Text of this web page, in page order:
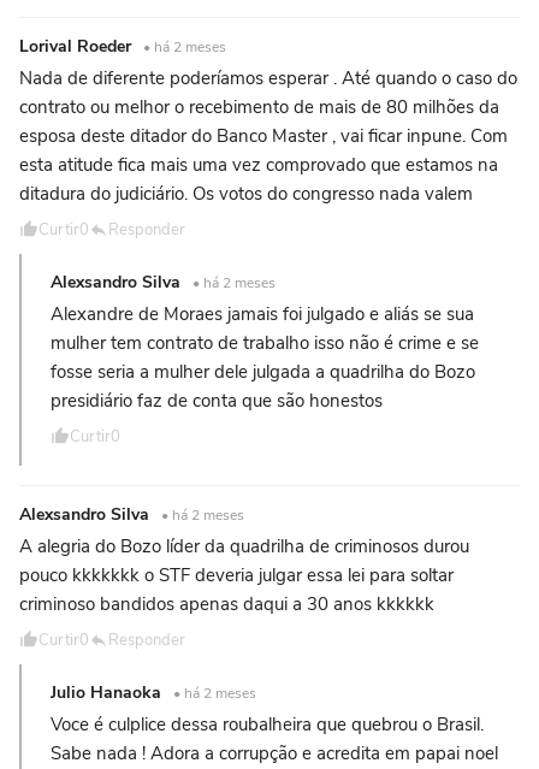
Lorival Roeder • há 2 meses
Nada de diferente poderíamos esperar . Até quando o caso do
contrato ou melhor o recebimento de mais de 80 milhões da
esposa deste ditador do Banco Master , vai ficar inpune. Com
esta atitude fica mais uma vez comprovado que estamos na
ditadura do judiciário. Os votos do congresso nada valem
Curtir0 Responder
Alexsandro Silva • há 2 meses
Alexandre de Moraes jamais foi julgado e aliás se sua
mulher tem contrato de trabalho isso não é crime e se
fosse seria a mulher dele julgada a quadrilha do Bozo
presidiário faz de conta que são honestos
Curtir0
Alexsandro Silva • há 2 meses
A alegria do Bozo líder da quadrilha de criminosos durou
pouco kkkkkkk o STF deveria julgar essa lei para soltar
criminoso bandidos apenas daqui a 30 anos kkkkkk
Curtir0 Responder
Julio Hanaoka • há 2 meses
Voce é culplice dessa roubalheira que quebrou o Brasil.
Sabe nada ! Adora a corrupção e acredita em papai noel